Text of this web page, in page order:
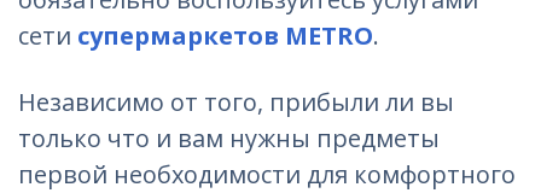
сети супермаркетов METRO.
Независимо от того, прибыли ли вы
только что и вам нужны предметы
первой необходимости для комфортного